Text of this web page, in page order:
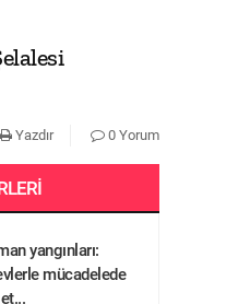
Yazdır 0 Yorum
yangınları:
mücadelede